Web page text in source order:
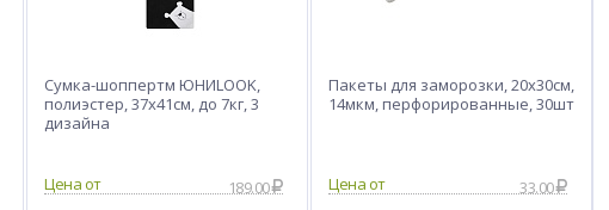
Сумка-шоппертм ЮНИLOOK,
полиэстер, 37х41см, до 7кг, 3
дизайна
189.00
Пакеты для заморозки, 20х30см,
14мкм, перфорированные, 30шт
33.00